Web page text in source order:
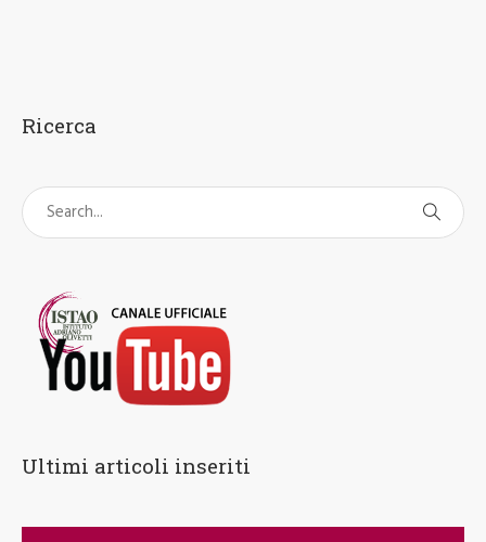
Ricerca
Ultimi articoli inseriti